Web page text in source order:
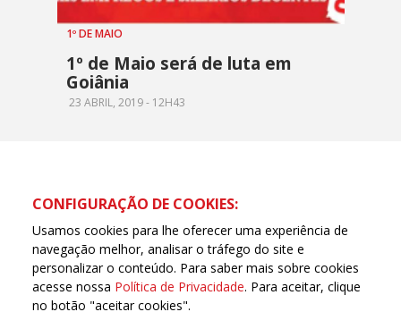
1º DE MAIO
1º de Maio será de luta em
Goiânia
23 ABRIL, 2019 - 12H43
CONFIGURAÇÃO DE COOKIES:
Usamos cookies para lhe oferecer uma experiência de
navegação melhor, analisar o tráfego do site e
personalizar o conteúdo. Para saber mais sobre cookies
acesse nossa Política de Privacidade. Para aceitar, clique
no botão "aceitar cookies".